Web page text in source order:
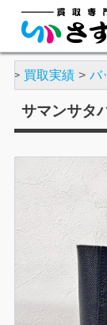
買取実績 バ
サマンサタ